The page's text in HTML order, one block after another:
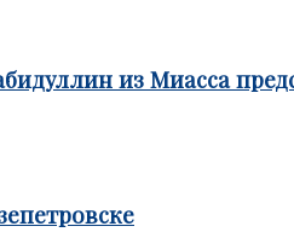
из Миасса